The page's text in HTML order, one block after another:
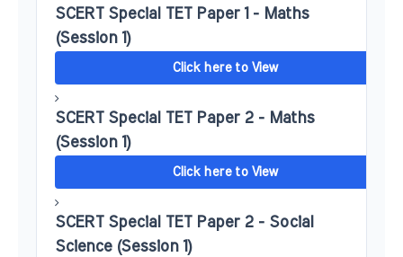
SCERT Special TET Paper 1 - Maths
(Session 1)
Click here to View
SCERT Special TET Paper 2 - Maths
(Session 1)
Click here to View
SCERT Special TET Paper 2 - Social
Science (Session 1)